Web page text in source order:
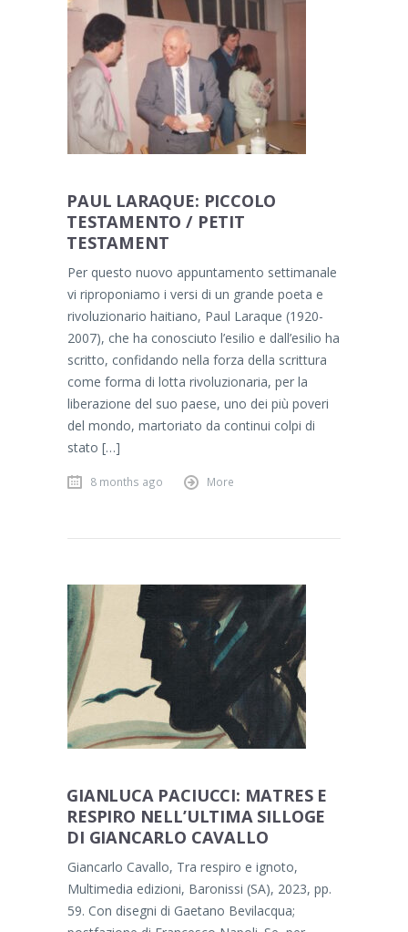
PAUL LARAQUE: PICCOLO
TESTAMENTO / PETIT
TESTAMENT
Per questo nuovo appuntamento settimanale
vi riproponiamo i versi di un grande poeta e
rivoluzionario haitiano, Paul Laraque (1920-
2007), che ha conosciuto l’esilio e dall’esilio ha
scritto, confidando nella forza della scrittura
come forma di lotta rivoluzionaria, per la
liberazione del suo paese, uno dei più poveri
del mondo, martoriato da continui colpi di
stato […]
8 months ago More
GIANLUCA PACIUCCI: MATRES E
RESPIRO NELL’ULTIMA SILLOGE
DI GIANCARLO CAVALLO
Giancarlo Cavallo, Tra respiro e ignoto,
Multimedia edizioni, Baronissi (SA), 2023, pp.
59. Con disegni di Gaetano Bevilacqua;